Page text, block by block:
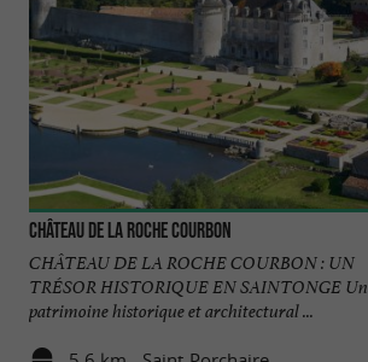
Château de la Roche Courbon
CHÂTEAU DE LA ROCHE COURBON : UN
TRÉSOR HISTORIQUE EN SAINTONGE Un
patrimoine historique et architectural ...